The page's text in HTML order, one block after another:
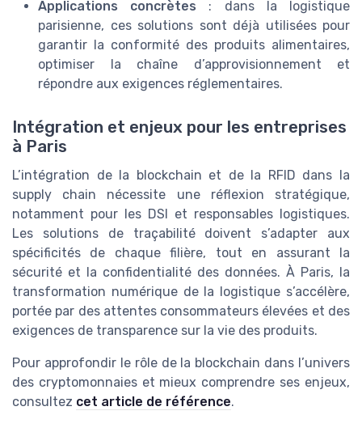
Applications concrètes : dans la logistique
parisienne, ces solutions sont déjà utilisées pour
garantir la conformité des produits alimentaires,
optimiser la chaîne d’approvisionnement et
répondre aux exigences réglementaires.
Intégration et enjeux pour les entreprises
à Paris
L’intégration de la blockchain et de la RFID dans la
supply chain nécessite une réflexion stratégique,
notamment pour les DSI et responsables logistiques.
Les solutions de traçabilité doivent s’adapter aux
spécificités de chaque filière, tout en assurant la
sécurité et la confidentialité des données. À Paris, la
transformation numérique de la logistique s’accélère,
portée par des attentes consommateurs élevées et des
exigences de transparence sur la vie des produits.
Pour approfondir le rôle de la blockchain dans l’univers
des cryptomonnaies et mieux comprendre ses enjeux,
consultez cet article de référence.